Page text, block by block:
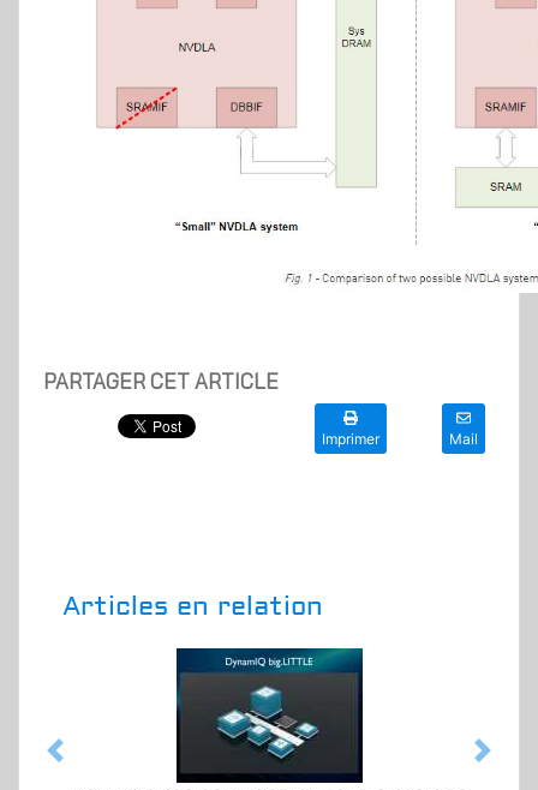
PARTAGER CET ARTICLE
Imprimer Mail
Articles en relation
Previous Next